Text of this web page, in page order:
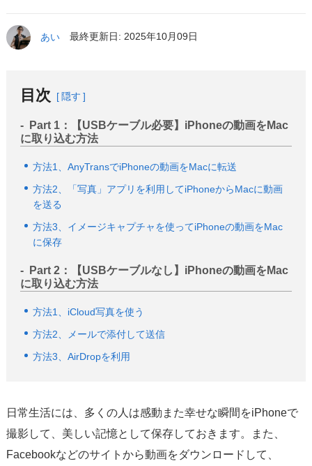
ダウンロード
サポート
言語選択
あい 最終更新日: 2025年10月09日
目次 隠す
Part 1：【USBケーブル必要】iPhoneの動画をMac
に取り込む方法
方法1、AnyTransでiPhoneの動画をMacに転送
方法2、「写真」アプリを利用してiPhoneからMacに動画
を送る
方法3、イメージキャプチャを使ってiPhoneの動画をMac
に保存
Part 2：【USBケーブルなし】iPhoneの動画をMac
に取り込む方法
方法1、iCloud写真を使う
方法2、メールで添付して送信
方法3、AirDropを利用
日常生活には、多くの人は感動また幸せな瞬間をiPhoneで
撮影して、美しい記憶として保存しておきます。また、
Facebookなどのサイトから動画をダウンロードして、